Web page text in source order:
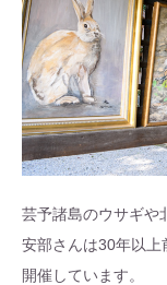
芸予諸島のウサギや
安部さんは30年以
開催しています。